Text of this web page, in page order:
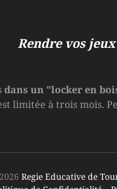
Rendre vos jeux
dans un "locker en
limitée à trois mois.
Regie Educative de